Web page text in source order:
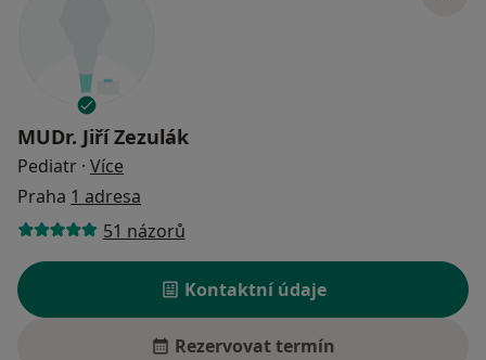
MUDr. Jiří Zezulák
Pediatr · Více
Praha 1 adresa
51 názorů
Kontaktní údaje
Rezervovat termín